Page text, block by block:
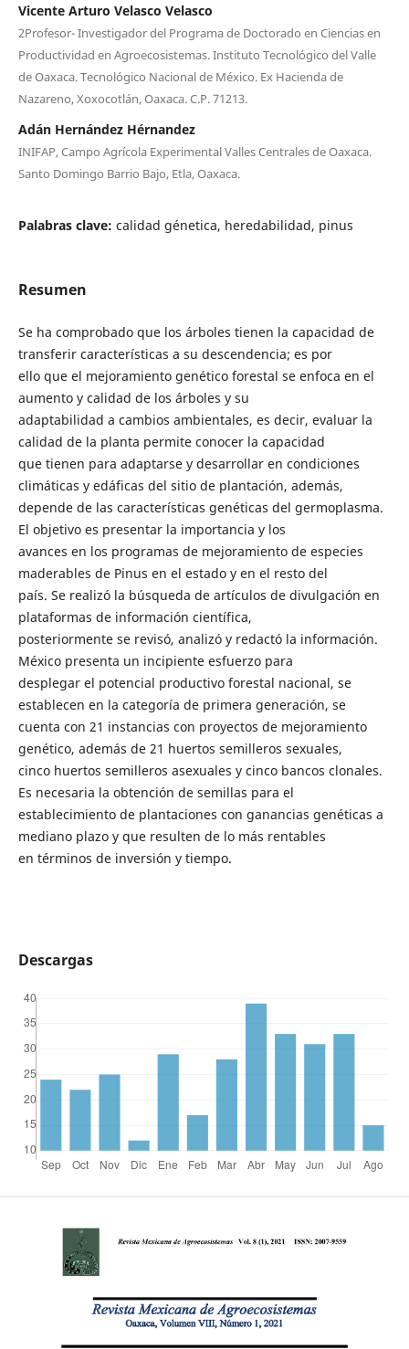
Vicente Arturo Velasco Velasco
2Profesor- Investigador del Programa de Doctorado en Ciencias en
Productividad en Agroecosistemas. Instituto Tecnológico del Valle
de Oaxaca. Tecnológico Nacional de México. Ex Hacienda de
Nazareno, Xoxocotlán, Oaxaca. C.P. 71213.
Adán Hernández Hérnandez
INIFAP, Campo Agrícola Experimental Valles Centrales de Oaxaca.
Santo Domingo Barrio Bajo, Etla, Oaxaca.
Palabras clave: calidad génetica, heredabilidad, pinus
Resumen
Se ha comprobado que los árboles tienen la capacidad de
transferir características a su descendencia; es por
ello que el mejoramiento genético forestal se enfoca en el
aumento y calidad de los árboles y su
adaptabilidad a cambios ambientales, es decir, evaluar la
calidad de la planta permite conocer la capacidad
que tienen para adaptarse y desarrollar en condiciones
climáticas y edáficas del sitio de plantación, además,
depende de las características genéticas del germoplasma.
El objetivo es presentar la importancia y los
avances en los programas de mejoramiento de especies
maderables de Pinus en el estado y en el resto del
país. Se realizó la búsqueda de artículos de divulgación en
plataformas de información científica,
posteriormente se revisó, analizó y redactó la información.
México presenta un incipiente esfuerzo para
desplegar el potencial productivo forestal nacional, se
establecen en la categoría de primera generación, se
cuenta con 21 instancias con proyectos de mejoramiento
genético, además de 21 huertos semilleros sexuales,
cinco huertos semilleros asexuales y cinco bancos clonales.
Es necesaria la obtención de semillas para el
establecimiento de plantaciones con ganancias genéticas a
mediano plazo y que resulten de lo más rentables
en términos de inversión y tiempo.
Descargas